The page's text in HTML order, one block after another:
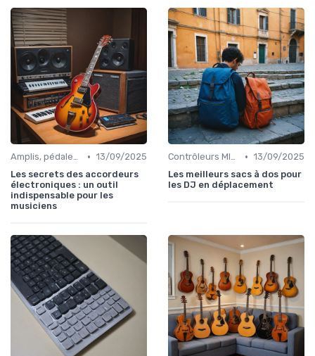
Amplis, pédales et effets • 13/09/2025
Les secrets des accordeurs
électroniques : un outil
indispensable pour les
musiciens
Contrôleurs MIDI et samplers • 13/09/2025
Les meilleurs sacs à dos pour
les DJ en déplacement